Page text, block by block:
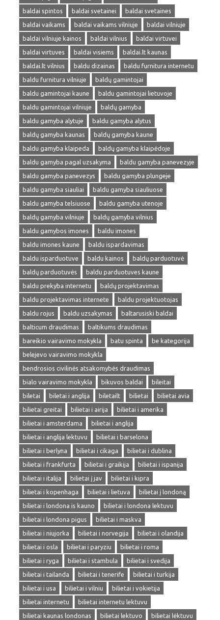
baldai spintos
baldai svetainei
baldai svetaines
baldai vaikams
baldai vaikams vilniuje
baldai vilniuje
baldai vilniuje kainos
baldai vilnius
baldai virtuvei
baldai virtuves
baldai visiems
baldai.lt kaunas
baldai.lt vilnius
baldu dizainas
baldu furnitura internetu
baldu furnitura vilniuje
baldų gamintojai
baldu gamintojai kaune
baldu gamintojai lietuvoje
baldu gamintojai vilniuje
baldų gamyba
baldu gamyba alytuje
baldu gamyba alytus
baldų gamyba kaunas
baldų gamyba kaune
baldu gamyba klaipeda
baldų gamyba klaipėdoje
baldu gamyba pagal uzsakyma
baldu gamyba panevezyje
baldu gamyba panevezys
baldu gamyba plungeje
baldu gamyba siauliai
baldu gamyba siauliuose
baldu gamyba telsiuose
baldu gamyba utenoje
baldų gamyba vilniuje
baldų gamyba vilnius
baldu gamybos imones
baldu imones
baldu imones kaune
baldu ispardavimas
baldu isparduotuve
baldu kainos
baldų parduotuvė
baldų parduotuvės
baldu parduotuves kaune
baldu prekyba internetu
baldų projektavimas
baldu projektavimas internete
baldu projektuotojas
baldu rojus
baldu uzsakymas
baltarusiski baldai
balticum draudimas
baltikums draudimas
bareikio vairavimo mokykla
batu spinta
be kategorija
belejevo vairavimo mokykla
bendrosios civilinės atsakomybės draudimas
bialo vairavimo mokykla
bikuvos baldai
bileitai
biletai
biletai i anglija biletailt bilietai
bilietai avia
bilietai greitai
bilietai i airija
bilietai i amerika
bilietai i amsterdama
bilietai i anglija
bilietai i anglija lektuvu
bilietai i barselona
bilietai i berlyna
bilietai i cikaga
bilietai i dublina
bilietai i frankfurta
bilietai i graikija
bilietai i ispanija
bilietai i italija
bilietai į jav
bilietai i kipra
bilietai i kopenhaga
bilietai i lietuva
bilietai į londoną
bilietai i londona is kauno
bilietai i londona lektuvu
bilietai i londona pigus
bilietai i maskva
bilietai i niujorka
bilietai i norvegija
bilietai i olandija
bilietai i osla
bilietai i paryziu
bilietai i roma
bilietai i ryga
bilietai i stambula
bilietai i svedija
bilietai i tailanda
bilietai i tenerife
bilietai i turkija
bilietai i usa
bilietai i vilniu
bilietai i vokietija
bilietai internetu
bilietai internetu lektuvu
bilietai kaunas londonas
bilietai lektuvo
bilietai lėktuvu